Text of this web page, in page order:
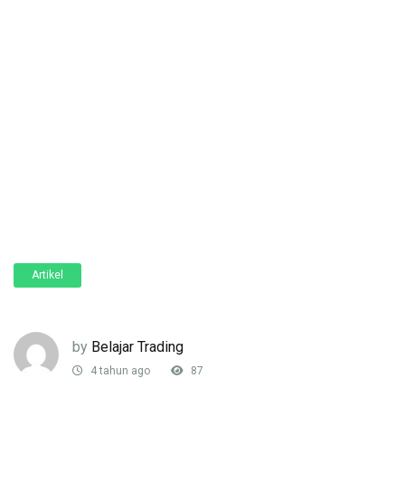
Artikel
by Belajar Trading
4 tahun ago 87